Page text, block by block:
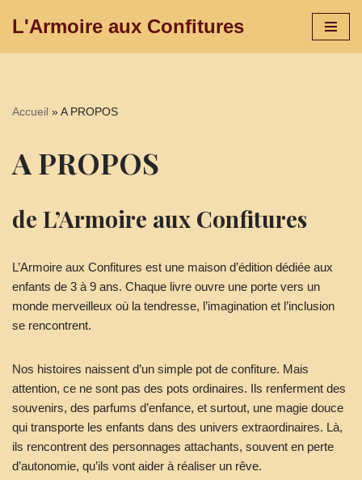
L'Armoire aux Confitures
Accueil »A PROPOS
A PROPOS
de L’Armoire aux Confitures
L’Armoire aux Confitures est une maison d’édition dédiée aux
enfants de 3 à 9 ans. Chaque livre ouvre une porte vers un
monde merveilleux où la tendresse, l’imagination et l’inclusion
se rencontrent.
Nos histoires naissent d’un simple pot de confiture. Mais
attention, ce ne sont pas des pots ordinaires. Ils renferment des
souvenirs, des parfums d’enfance, et surtout, une magie douce
qui transporte les enfants dans des univers extraordinaires. Là,
ils rencontrent des personnages attachants, souvent en perte
d’autonomie, qu’ils vont aider à réaliser un rêve.